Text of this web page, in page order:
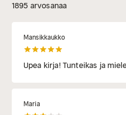
1895 arvosanaa
Mansikkaukko
Upea kirja! Tunteikas ja
Maria